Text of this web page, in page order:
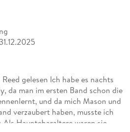
und Humor, als auch
Aspekte. Toll fand ich
Drama aufgebaut wurde,
und man ihren Charakter
das Buch in einem schönen
31.12.2025
gelesen Ich habe es nachts
da man im ersten Band schon die
und da mich Mason und
verzaubert haben, musste ich
Als Hauptcharaltere waren sie